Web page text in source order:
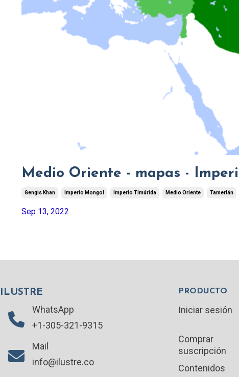
Medio Oriente - mapas -
Gengis Khan Imperio Mongol Imperio Timúrida Medio Oriente Tamerlán
Sep 13, 2022
ILUSTRE
WhatsApp
+1-305-321-9315
Mail
info@ilustre.co
PRODUCTO
Iniciar sesión
Comprar
suscripción
Contenidos